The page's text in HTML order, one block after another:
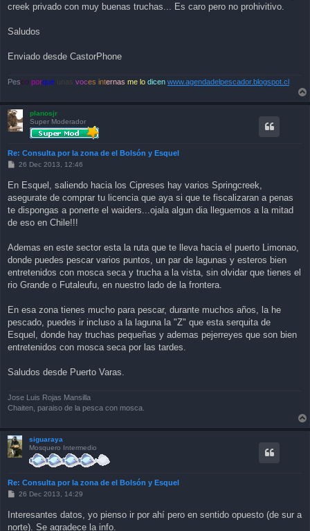
creek privado con muy buenas truchas... Es caro pero no prohivitivo.
Saludos
Enviado desde CastorPhone
Pesco porque unas voces internas me lo dicen www.agendadelpescador.blogspot.cl
planosjr
Super Moderador
Re: Consulta por la zona de el Bolsón y Esquel
P
t
26 Dec 2013, 12:46
En Esquel, saliendo hacia los Cipreses hay varios Springcreek,
asegurate de comprar tu licencia que aya si que te fiscalizaran a penas
te dispongas a ponerte el waiders...ojala algun dia lleguemos a la mitad
de eso en Chile!!!
Ademas en este sector esta la ruta que te lleva hacia el puerto Limonao,
donde puedes pescar varios puntos, un par de lagunas y esteros bien
entretenidos con mosca seca y trucha a la vista, sin olvidar que tienes el
rio Grande o Futaleufu, en nuestro lado de la frontera.
En esa zona tienes mucho para pescar, durante muchos años, la he
pescado, puedes ir incluso a la laguna la "Z" que esta serquita de
Esquel, donde hay truchas pequeñas y ademas pejerreyes que son bien
entretenidos con mosca seca por las tardes.
Saludos desde Puerto Varas.
Jose Luis Rojas Mansilla
Chaiten, paraiso de la pesca con mosca.
siguaraya
Mosquero Intermedio
Re: Consulta por la zona de el Bolsón y Esquel
P
t
26 Dec 2013, 14:29
Interesantes datos, yo pienso ir por ahí pero en sentido opuesto (de sur a
norte). Se agradece la info.